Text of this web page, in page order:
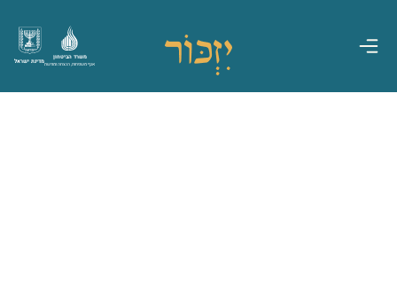
מדינת ישראל
משרד הביטחון
אגף משפחות, הנצחה ומורשת